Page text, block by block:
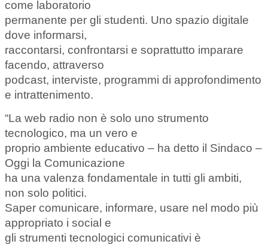
come laboratorio
permanente per gli studenti. Uno spazio digitale
dove informarsi,
raccontarsi, confrontarsi e soprattutto imparare
facendo, attraverso
podcast, interviste, programmi di approfondimento
e intrattenimento.
“La web radio non è solo uno strumento
tecnologico, ma un vero e
proprio ambiente educativo – ha detto il Sindaco –
Oggi la Comunicazione
ha una valenza fondamentale in tutti gli ambiti,
non solo politici.
Saper comunicare, informare, usare nel modo più
appropriato i social e
gli strumenti tecnologici comunicativi è